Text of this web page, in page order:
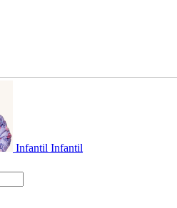
Infantil Infantil